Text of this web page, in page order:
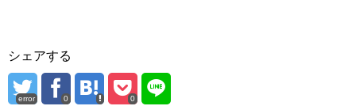
シェアする
error 0 0